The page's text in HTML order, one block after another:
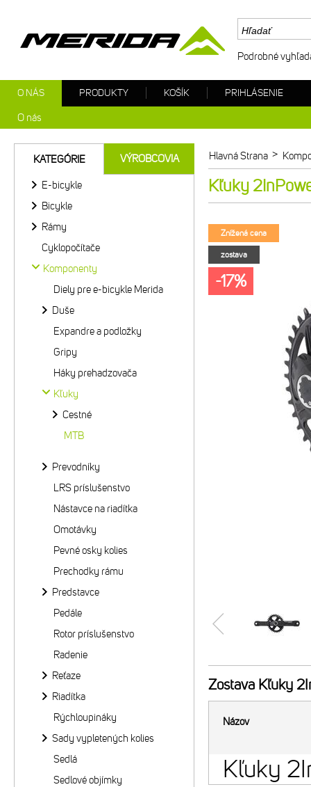
Hlavná Strana >
Kľuky
Znížená cena
zostava
-17%
Zostava Kľuky
Názov
Kľuky
KATEGÓRIE VÝROBCOVIA
E-bicykle
Bicykle
Rámy
Cyklopočítače
Komponenty
Diely pre e-bicykle Merida
Duše
Expandre a podložky
Gripy
Háky prehadzovača
Kľuky
Cestné
MTB
Prevodníky
LRS príslušenstvo
Nástavce na riadítka
Omotávky
Pevné osky kolies
Prechodky rámu
Predstavce
Pedále
Rotor príslušenstvo
Radenie
Reťaze
Riadítka
Rýchloupináky
Sady vypletených kolies
Sedlá
Sedlové objímky
Podrobné
O NÁS
O nás
PRODUKTY KOŠÍK PRIHLÁSENIE